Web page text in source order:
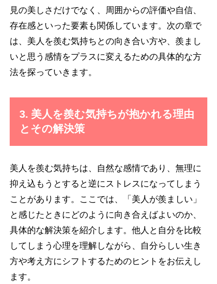
見の美しさだけでなく、周囲からの評価や自信、
存在感といった要素も関係しています。次の章で
は、美人を羨む気持ちとの向き合い方や、羨まし
いと思う感情をプラスに変えるための具体的な方
法を探っていきます。
3. 美人を羨む気持ちが抱かれる理由
とその解決策
美人を羨む気持ちは、自然な感情であり、無理に
抑え込もうとすると逆にストレスになってしまう
ことがあります。ここでは、「美人が羨ましい」
と感じたときにどのように向き合えばよいのか、
具体的な解決策を紹介します。他人と自分を比較
してしまう心理を理解しながら、自分らしい生き
方や考え方にシフトするためのヒントをお伝えし
ます。